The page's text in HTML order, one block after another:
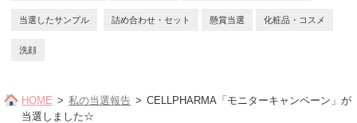
当選したサンプル 詰め合わせ・セット 懸賞当選 化粧品・コスメ
洗顔
HOME 私の当選報告
CELLPHARMA「モニターキャンペーン」が
当選しました☆